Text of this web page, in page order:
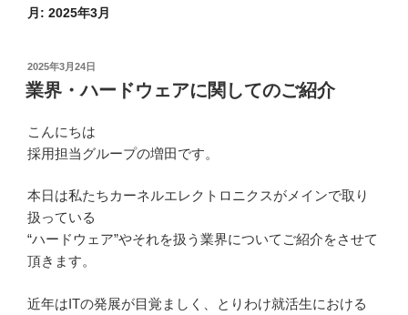
月: 2025年3月
投
稿
日:
2025年3月24日
業界・ハードウェアに関してのご紹介
こんにちは
採用担当グループの増田です。
本日は私たちカーネルエレクトロニクスがメインで取り
扱っている
“ハードウェア”やそれを扱う業界についてご紹介をさせて
頂きます。
近年はITの発展が目覚ましく、とりわけ就活生における